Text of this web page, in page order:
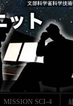
MISSION SCI-4